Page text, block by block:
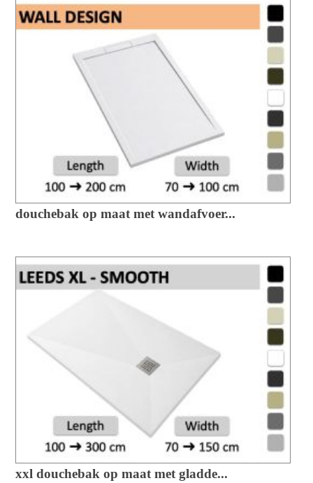
douchebak op maat met wandafvoer...
xxl douchebak op maat met gladde...